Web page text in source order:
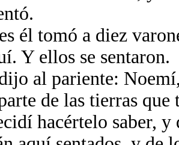
él tomó a diez
Y ellos se sentaron.
al pariente:
de las tierras
hacértelo saber, y